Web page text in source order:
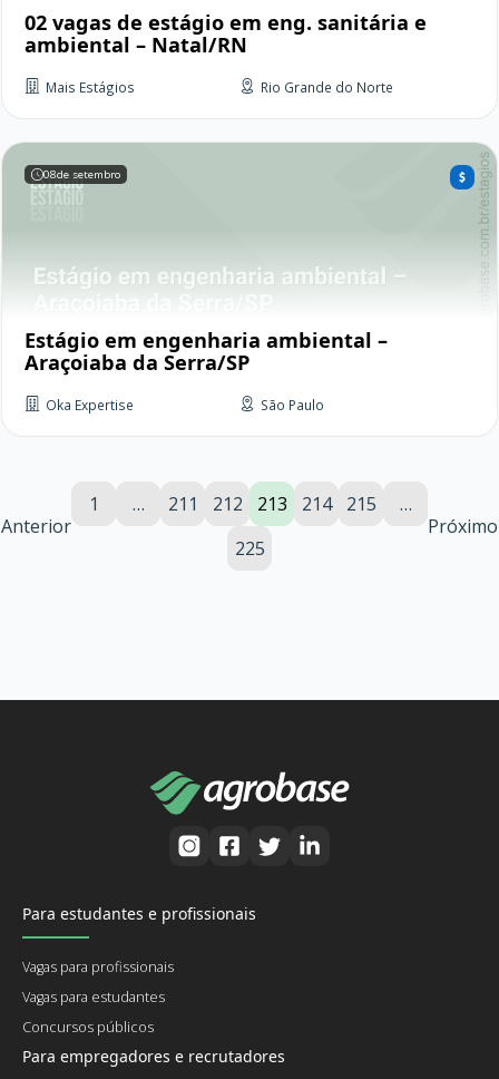
02 vagas de estágio em eng. sanitária e
ambiental – Natal/RN
Mais Estágios Rio Grande do Norte
08de setembro
Estágio em engenharia ambiental –
Araçoiaba da Serra/SP
Oka Expertise São Paulo
Anterior
1 … 211 212 213 214 215
…
225
Próximo
Para estudantes e profissionais
Vagas para profissionais
Vagas para estudantes
Concursos públicos
Para empregadores e recrutadores